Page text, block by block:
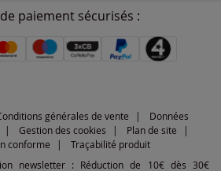
paiement sécurisés :
générales de vente
Données
Gestion des cookies
Plan de site
conforme
Traçabilité produit
newsletter : Réduction de 10€ dès 30€